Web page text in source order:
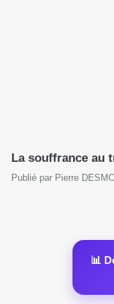
La souffrance au
Publié par Pierre
📊